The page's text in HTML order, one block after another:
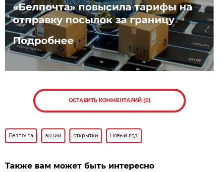
«Белпочта» повысила тарифы на
отправку посылок за границу
Подробнее
ОСТАВИТЬ КОММЕНТАРИЙ (0)
Белпочта акции открытки Новый год
Также вам может быть интересно